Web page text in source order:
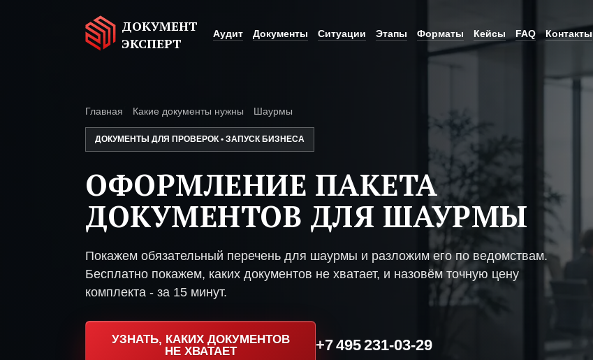
ДОКУМЕНТ
ЭКСПЕРТ
Аудит Документы Ситуации Этапы Форматы Кейсы FAQ Контакты
Главная Какие документы нужны Шаурмы
ДОКУМЕНТЫ ДЛЯ ПРОВЕРОК • ЗАПУСК БИЗНЕСА
ОФОРМЛЕНИЕ ПАКЕТА
ДОКУМЕНТОВ ДЛЯ ШАУРМЫ
Покажем обязательный перечень для шаурмы и разложим его по ведомствам.
Бесплатно покажем, каких документов не хватает, и назовём точную цену
комплекта - за 15 минут.
УЗНАТЬ, КАКИХ ДОКУМЕНТОВ
НЕ ХВАТАЕТ
+7 495 231-03-29